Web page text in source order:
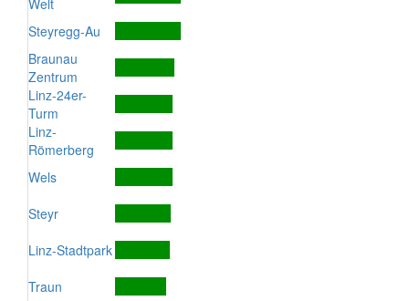
Welt
Steyregg-Au
Braunau
Zentrum
Linz-24er-
Turm
Linz-
Römerberg
Wels
Steyr
Linz-Stadtpark
Traun